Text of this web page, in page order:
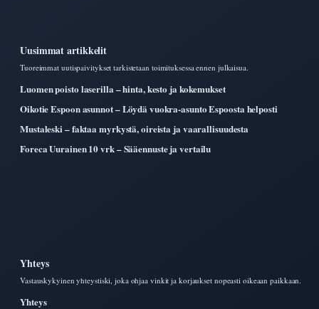
Uusimmat artikkelit
Tuoreimmat uutispaivitykset tarkistetaan toimituksessa ennen julkaisua.
Luomen poisto laserilla – hinta, kesto ja kokemukset
Oikotie Espoon asunnot – Löydä vuokra-asunto Espoosta helposti
Mustaleski – faktaa myrkystä, oireista ja vaarallisuudesta
Foreca Uurainen 10 vrk – Sääennuste ja vertailu
Yhteys
Vastauskykyinen yhteystiski, joka ohjaa vinkit ja korjaukset nopeasti oikeaan paikkaan.
Yhteys